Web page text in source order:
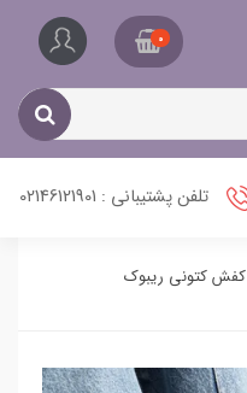
0
تلفن پشتیبانی : 02146121901
کفش کتونی ریبوک